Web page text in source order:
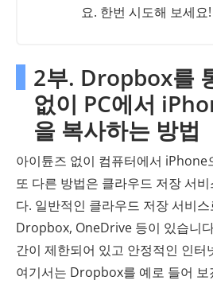
요. 한번 시도해 보세요!
2부. Dropbox를
없이 PC에서
을 복사하는 방법
아이튠즈 없이 컴퓨터에서 iPhone
또 다른 방법은 클라우드 저장 서
다. 일반적인 클라우드 저장 서비
Dropbox, OneDrive 등이 있습니
간이 제한되어 있고 안정적인 인터
여기서는 Dropbox를 예로 들어 보